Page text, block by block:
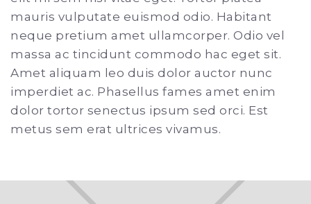
mauris vulputate euismod odio. Habitant
neque pretium amet ullamcorper. Odio vel
massa ac tincidunt commodo hac eget sit.
Amet aliquam leo duis dolor auctor nunc
imperdiet ac. Phasellus fames amet enim
dolor tortor senectus ipsum sed orci. Est
metus sem erat ultrices vivamus.